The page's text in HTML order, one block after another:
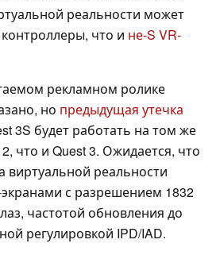
реальности может
что и не-S VR-
рекламном ролике
но предыдущая утечка
3S будет работать на том же
что и Quest 3. Ожидается, что
виртуальной реальности
с разрешением 1832
частотой обновления до
регулировкой IPD/IAD.